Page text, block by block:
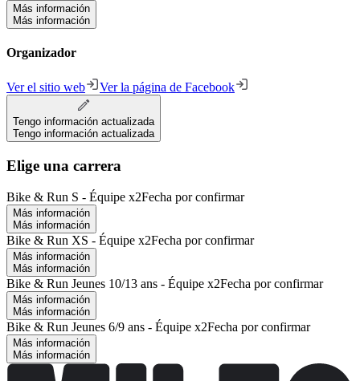
Más información
Más información
Organizador
Ver el sitio web Ver la página de Facebook
Tengo información actualizada
Tengo información actualizada
Elige una carrera
Bike & Run S - Équipe x2Fecha por confirmar
Más información
Más información
Bike & Run XS - Équipe x2Fecha por confirmar
Más información
Más información
Bike & Run Jeunes 10/13 ans - Équipe x2Fecha por confirmar
Más información
Más información
Bike & Run Jeunes 6/9 ans - Équipe x2Fecha por confirmar
Más información
Más información